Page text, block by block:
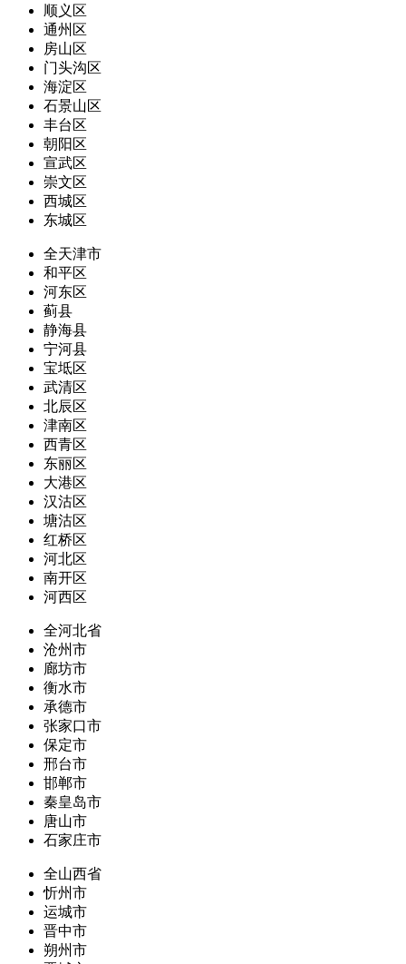
顺义区
通州区
房山区
门头沟区
海淀区
石景山区
丰台区
朝阳区
宣武区
崇文区
西城区
东城区
全天津市
和平区
河东区
蓟县
静海县
宁河县
宝坻区
武清区
北辰区
津南区
西青区
东丽区
大港区
汉沽区
塘沽区
红桥区
河北区
南开区
河西区
全河北省
沧州市
廊坊市
衡水市
承德市
张家口市
保定市
邢台市
邯郸市
秦皇岛市
唐山市
石家庄市
全山西省
忻州市
运城市
晋中市
朔州市